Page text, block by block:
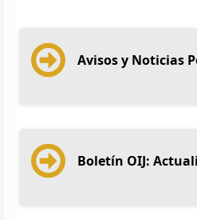
Avisos y Noticias
Boletín OIJ: